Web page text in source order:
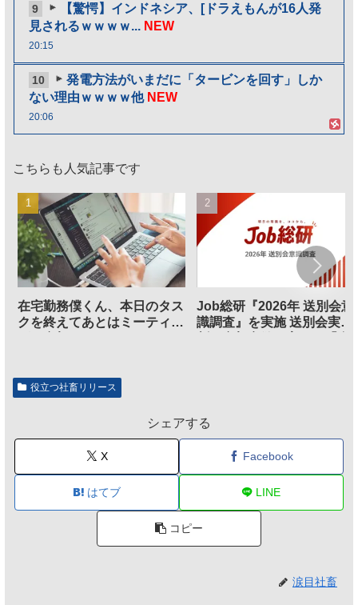
9
【驚愕】インドネシア、[ドラえもんが16人発
見されるｗｗｗｗ... NEW
20:15
10
発電方法がいまだに「タービンを回す」しか
ない理由ｗｗｗｗ他 NEW
20:06
こちらも人気記事です
在宅勤務僕くん、本日のタス
クを終えてあとはミーティン
Job総研『2026年 送別会意
識調査』を実施 送別会実施
役立つ社畜リリース
シェアする
X Facebook
はてブ LINE
コピー
涙目社畜